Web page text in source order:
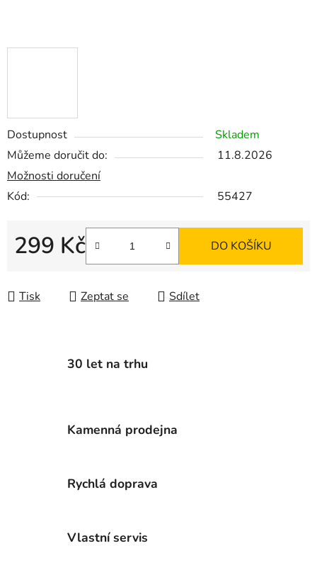
Dostupnost
Skladem
Můžeme doručit do:
11.8.2026
Možnosti doručení
Kód:
55427
299 Kč DO KOŠÍKU
Tisk Zeptat se Sdílet
30 let na trhu
Kamenná prodejna
Rychlá doprava
Vlastní servis